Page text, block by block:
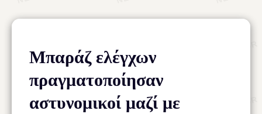
Μπαράζ ελέγχων
πραγματοποίησαν
αστυνομικοί μαζί με